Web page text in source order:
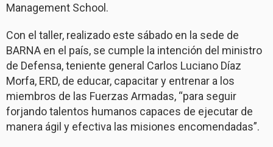
Management School.
Con el taller, realizado este sábado en la sede de
BARNA en el país, se cumple la intención del ministro
de Defensa, teniente general Carlos Luciano Díaz
Morfa, ERD, de educar, capacitar y entrenar a los
miembros de las Fuerzas Armadas, “para seguir
forjando talentos humanos capaces de ejecutar de
manera ágil y efectiva las misiones encomendadas”.